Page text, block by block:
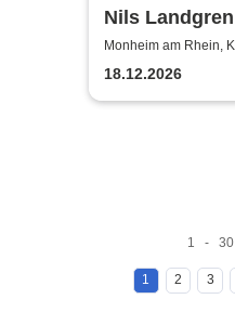
Nils
With My
Monheim am Rhein,
18.12.2026
1 -
1 2 3